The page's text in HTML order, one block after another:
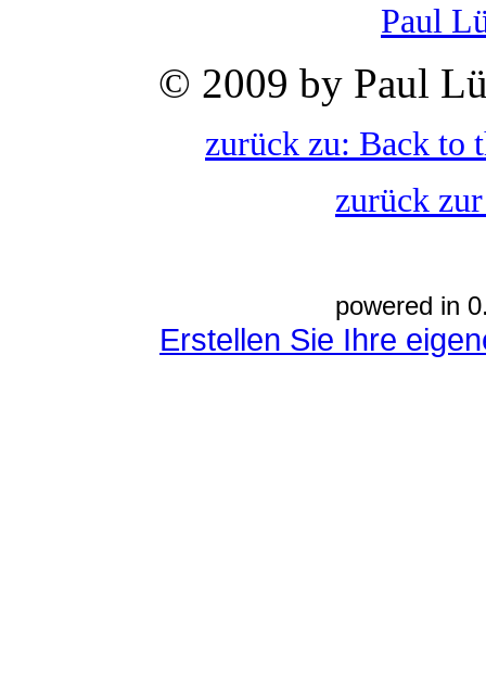
Paul
© 2009 by Paul
zurück zu: Back to
zurück
powered in
Erstellen Sie Ihre